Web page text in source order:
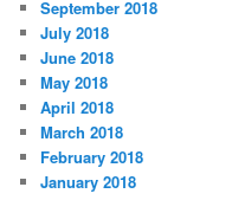
September 2018
July 2018
June 2018
May 2018
April 2018
March 2018
February 2018
January 2018